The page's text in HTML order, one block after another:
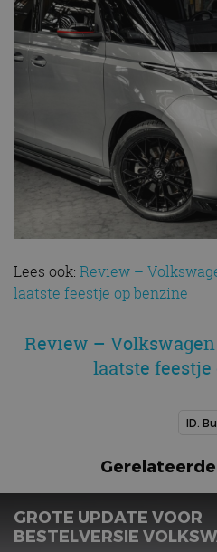
Lees ook: Review –
laatste feestje op benzine
Review – Volkswagen
laatste
ID.
GROTE UPDATE VOOR
BESTELVERSIE